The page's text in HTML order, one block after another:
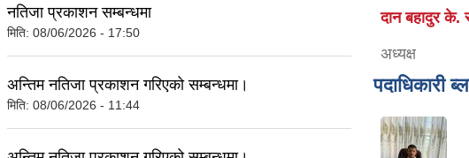
नतिजा प्रकाशन सम्बन्धमा
मिति: 08/06/2026 - 17:50
अन्तिम नतिजा प्रकाशन गरिएको सम्बन्धमा।
मिति: 08/06/2026 - 11:44
दान बहादुर के.
अध्यक्ष
पदाधिकारी